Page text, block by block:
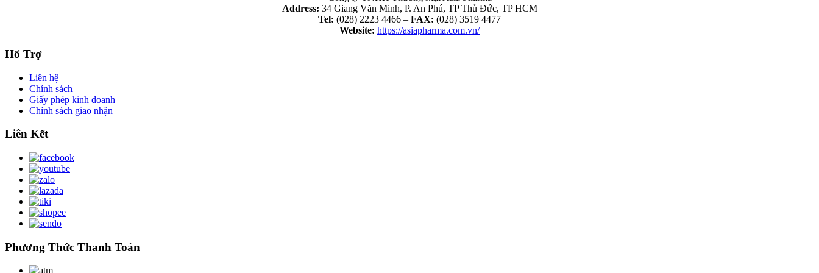
Address: 34 Giang Văn Minh, P. An Phú, TP Thủ Đức, TP HCM
Tel: (028) 2223 4466 – FAX: (028) 3519 4477
Website: https://asiapharma.com.vn/
Hổ Trợ
Liên hệ
Chính sách
Giấy phép kinh doanh
Chính sách giao nhận
Liên Kết
Phương Thức Thanh Toán